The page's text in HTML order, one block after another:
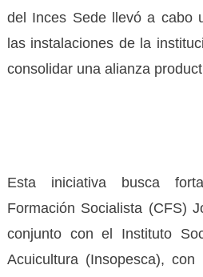
del Inces Sede llevó a cabo
las instalaciones de la
consolidar una alianza
Esta iniciativa busca
Formación Socialista (CFS)
conjunto con el Instituto
Acuicultura (Insopesca),